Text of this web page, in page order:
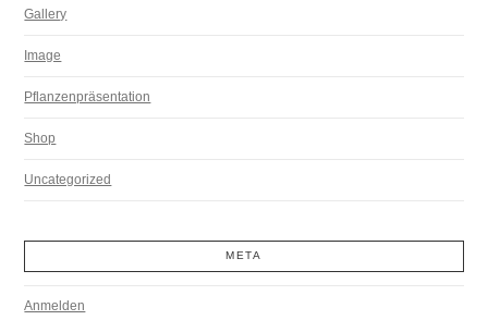
Gallery
Image
Pflanzenpräsentation
Shop
Uncategorized
META
Anmelden